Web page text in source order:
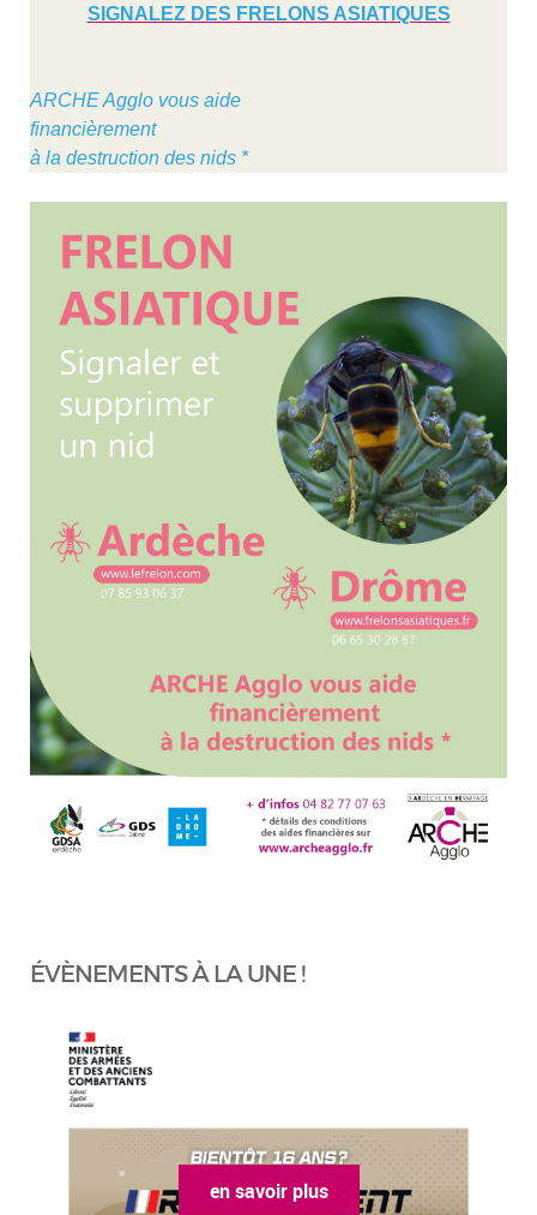
SIGNALEZ DES FRELONS ASIATIQUES
ARCHE Agglo vous aide
financièrement
à la destruction des nids *
ÉVÈNEMENTS À LA UNE !
en savoir plus